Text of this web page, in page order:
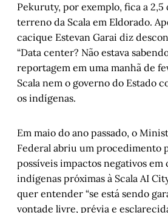
Pekuruty, por exemplo, fica a
terreno da Scala em Eldorado.
cacique Estevan Garai diz
“Data center? Não estava
reportagem em uma manhã de
Scala nem o governo do Estado
os indígenas.
Em maio do ano passado, o
Federal abriu um procedimento
possíveis impactos negativos em
indígenas próximas à Scala AI
quer entender “se está sendo
vontade livre, prévia e